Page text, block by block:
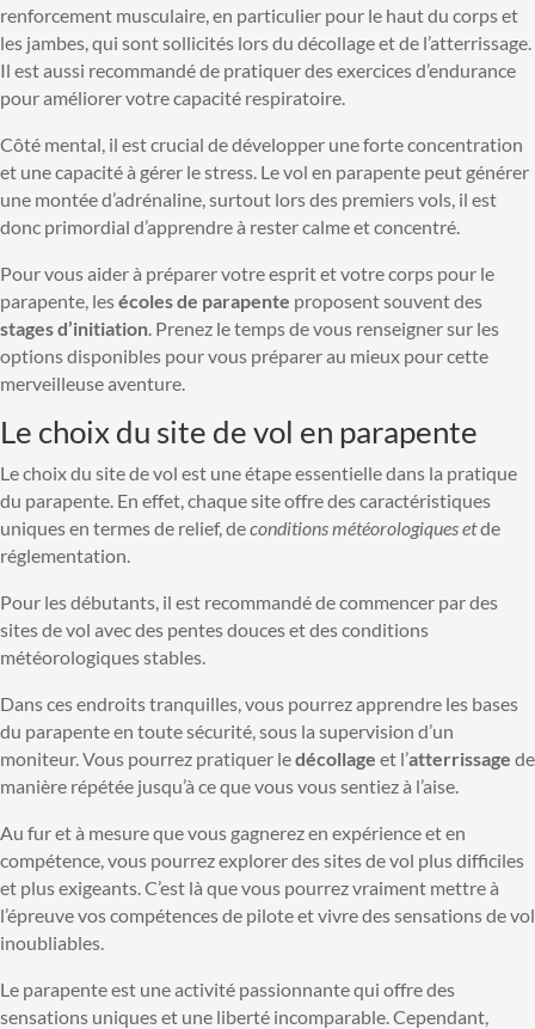
renforcement musculaire, en particulier pour le haut du corps et
les jambes, qui sont sollicités lors du décollage et de l’atterrissage.
Il est aussi recommandé de pratiquer des exercices d’endurance
pour améliorer votre capacité respiratoire.
Côté mental, il est crucial de développer une forte concentration
et une capacité à gérer le stress. Le vol en parapente peut générer
une montée d’adrénaline, surtout lors des premiers vols, il est
donc primordial d’apprendre à rester calme et concentré.
Pour vous aider à préparer votre esprit et votre corps pour le
parapente, lesécoles de parapente proposent souvent des
stages d’initiation. Prenez le temps de vous renseigner sur les
options disponibles pour vous préparer au mieux pour cette
merveilleuse aventure.
Le choix du site de vol en parapente
Le choix du site de vol est une étape essentielle dans la pratique
du parapente. En effet, chaque site offre des caractéristiques
uniques en termes de relief, deconditions météorologiques etde
réglementation.
Pour les débutants, il est recommandé de commencer par des
sites de vol avec des pentes douces et des conditions
météorologiques stables.
Dans ces endroits tranquilles, vous pourrez apprendre les bases
du parapente en toute sécurité, sous la supervision d’un
moniteur. Vous pourrez pratiquer ledécollage et l’atterrissage de
manière répétée jusqu’à ce que vous vous sentiez à l’aise.
Au fur et à mesure que vous gagnerez en expérience et en
compétence, vous pourrez explorer des sites de vol plus difficiles
et plus exigeants. C’est là que vous pourrez vraiment mettre à
l’épreuve vos compétences de pilote et vivre des sensations de vol
inoubliables.
Le parapente est une activité passionnante qui offre des
sensations uniques et une liberté incomparable. Cependant,